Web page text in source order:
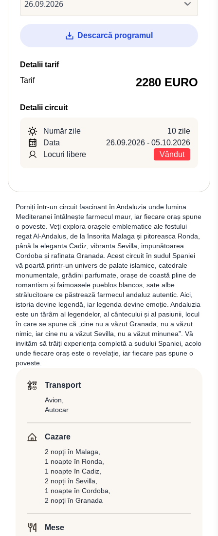
Porniți într-un circuit fascinant în Andaluzia unde lumina
Mediteranei întâlnește farmecul maur, iar fiecare oraș spune
o poveste. Veți explora orașele emblematice ale fostului
regat Al-Andalus, de la însorita Malaga și pitoreasca Ronda,
până la eleganta Cadiz, vibranta Sevilla, impunătoarea
Cordoba și rafinata Granada. Acest circuit în sudul Spaniei
vă poartă printr-un univers de palate islamice, catedrale
monumentale, grădini parfumate, orașe de coastă pline de
romantism și faimoasele pueblos blancos, sate albe
strălucitoare ce păstrează farmecul andaluz autentic. Aici,
istoria devine legendă, iar legenda devine emoție. Andaluzia
este un tărâm al legendelor, al cântecului și al pasiunii, locul
în care se spune că „cine nu a văzut Granada, nu a văzut
nimic, iar cine nu a văzut Sevilla, nu a văzut minunea”. Vă
invităm să trăiți experiența completă a sudului Spaniei, acolo
unde fiecare oraș este o revelație, iar fiecare pas spune o
poveste.
Transport
Avion,
Autocar
Cazare
2 nopți în Malaga,
1 noapte în Ronda,
1 noapte în Cadiz,
2 nopți în Sevilla,
1 noapte în Cordoba,
2 nopți în Granada
Mese
Descarcă programul
Detalii tarif
Tarif
2280 EURO
Detalii circuit
Număr zile
10 zile
Data
26.09.2026 - 05.10.2026
Locuri libere
Vândut